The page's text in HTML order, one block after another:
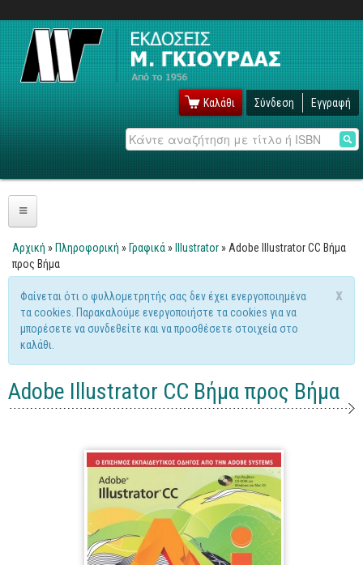
Καλάθι Σύνδεση Εγγραφή
Αναζήτηση
Πληροφορική
Λειτουργικά
Windows
Linux
Unix
Microsoft Office
Πρόσβαση
Είστε εδώ
Αρχική » Πληροφορική » Γραφικά » Illustrator » Adobe Illustrator CC Βήμα
προς Βήμα
x
Μήνυμα προειδοποίησης
Φαίνεται ότι ο φυλλομετρητής σας δεν έχει ενεργοποιημένα
τα cookies. Παρακαλούμε ενεργοποιήστε τα cookies για να
μπορέσετε να συνδεθείτε και να προσθέσετε στοιχεία στο
καλάθι.
Adobe Illustrator CC Βήμα προς Βήμα